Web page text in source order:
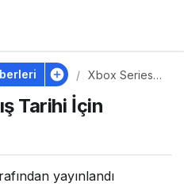
Xbox Series X
İçin
Sevindiren
Tarihi İçin
yayınlandı